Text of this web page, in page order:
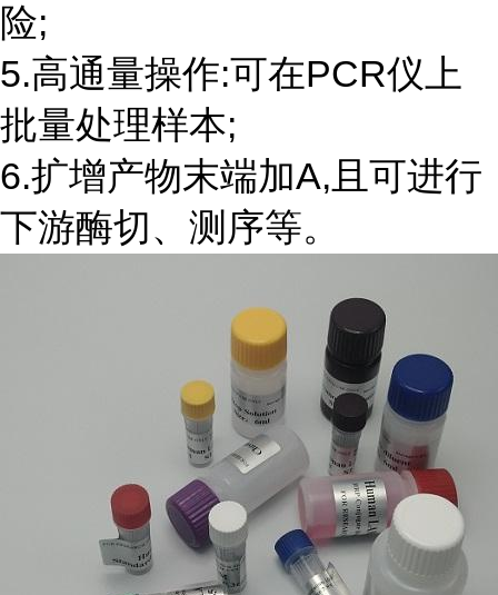
险;
5.高通量操作:可在PCR仪上
批量处理样本;
6.扩增产物末端加A,且可进行
下游酶切、测序等。